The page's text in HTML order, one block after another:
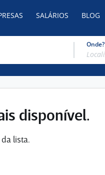
SALÁRIOS BLOG
Onde?
disponível.
da lista.